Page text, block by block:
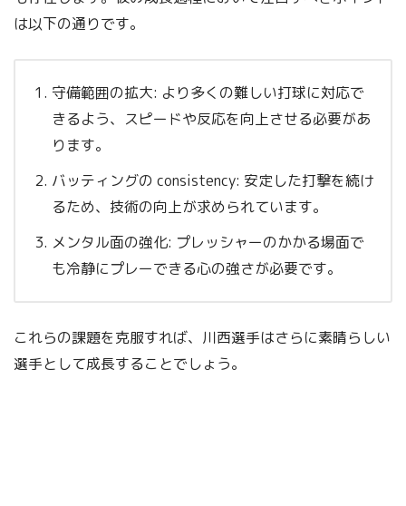
は以下の通りです。
守備範囲の拡大: より多くの難しい打球に対応で
きるよう、スピードや反応を向上させる必要があ
ります。
バッティングの consistency: 安定した打撃を続け
るため、技術の向上が求められています。
メンタル面の強化: プレッシャーのかかる場面で
も冷静にプレーできる心の強さが必要です。
これらの課題を克服すれば、川西選手はさらに素晴らしい
選手として成長することでしょう。